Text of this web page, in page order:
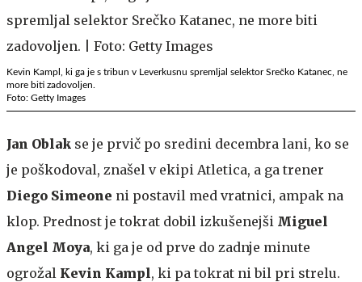
Kevin Kampl, ki ga je s tribun v Leverkusnu spremljal selektor Srečko Katanec, ne
more biti zadovoljen.
Foto: Getty Images
Jan Oblak se je prvič po sredini decembra lani, ko se
je poškodoval, znašel v ekipi Atletica, a ga trener
Diego Simeone ni postavil med vratnici, ampak na
klop. Prednost je tokrat dobil izkušenejši Miguel
Angel Moya, ki ga je od prve do zadnje minute
ogrožal Kevin Kampl, ki pa tokrat ni bil pri strelu.